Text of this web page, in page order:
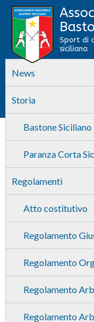
Sport di
siciliana
News
Storia
Bastone Siciliano
Paranza Corta
Regolamenti
Atto costitutivo
Regolamento
Regolamento
Regolamento
Regolamento